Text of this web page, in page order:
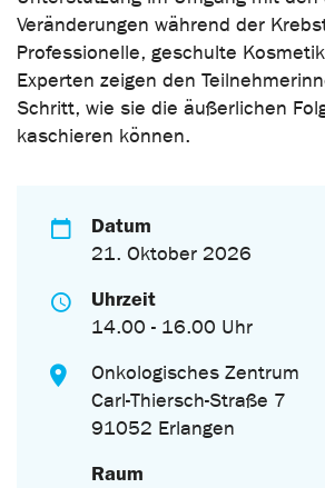
Veränderungen während der
Professionelle, geschulte
Experten zeigen den
Schritt, wie sie die äußerlichen
kaschieren können.
Datum
21. Oktober 2026
Uhrzeit
14.00 - 16.00 Uhr
Onkologisches Zentrum
Carl-Thiersch-Straße 7
91052 Erlangen
Raum